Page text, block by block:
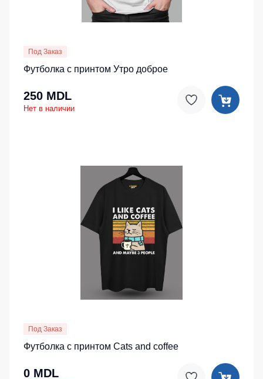
Под Заказ
Футболка с принтом Утро доброе
250 MDL
Нет в наличии
Под Заказ
Футболка с принтом Cats and coffee
0 MDL